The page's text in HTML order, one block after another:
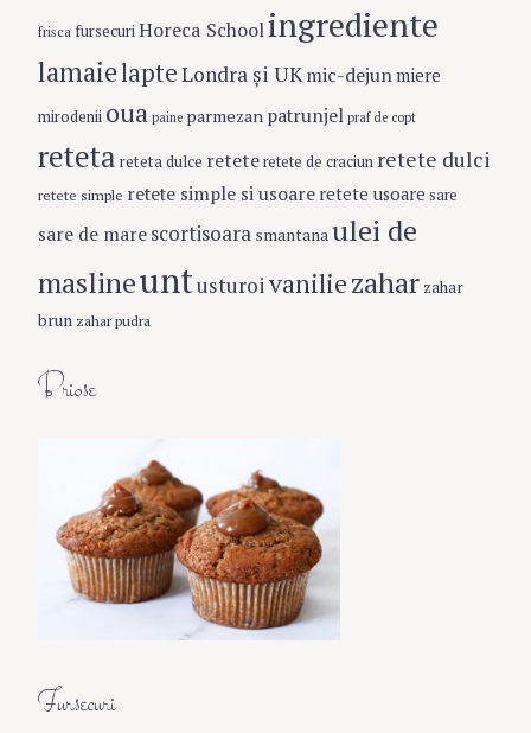
frisca fursecuriHoreca Schoolingrediente
lamaielapteLondra şi UKmic-dejun miere
mirodenii oua paine parmezan patrunjel praf de copt
reteta reteta dulce reteteretete de craciun retete dulci
retete simple retete simple si usoare retete usoare sare
sare de mare scortisoara smantanaulei de
maslineuntusturoivaniliezahar zahar
brun zahar pudra
Briose
Fursecuri